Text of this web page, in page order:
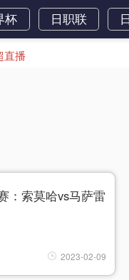
杯 日职联
直播
：索莫哈vs马萨雷
2023-02-09